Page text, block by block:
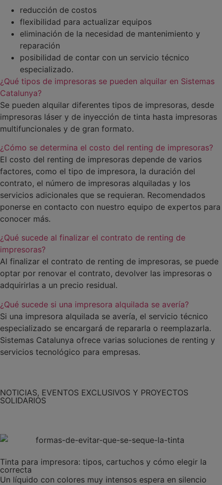
reducción de costos
flexibilidad para actualizar equipos
eliminación de la necesidad de mantenimiento y
reparación
posibilidad de contar con un servicio técnico
especializado.
¿Qué tipos de impresoras se pueden alquilar en Sistemas
Catalunya?
Se pueden alquilar diferentes tipos de impresoras, desde
impresoras láser y de inyección de tinta hasta impresoras
multifuncionales y de gran formato.
¿Cómo se determina el costo del renting de impresoras?
El costo del renting de impresoras depende de varios
factores, como el tipo de impresora, la duración del
contrato, el número de impresoras alquiladas y los
servicios adicionales que se requieran. Recomendados
ponerse en contacto con nuestro equipo de expertos para
conocer más.
¿Qué sucede al finalizar el contrato de renting de
impresoras?
Al finalizar el contrato de renting de impresoras, se puede
optar por renovar el contrato, devolver las impresoras o
adquirirlas a un precio residual.
¿Qué sucede si una impresora alquilada se avería?
Si una impresora alquilada se avería, el servicio técnico
especializado se encargará de repararla o reemplazarla.
Sistemas Catalunya ofrece varias soluciones de renting y
servicios tecnológico para empresas.
NOTICIAS, EVENTOS EXCLUSIVOS Y PROYECTOS
SOLIDARIOS
Tinta para impresora: tipos, cartuchos y cómo elegir la
correcta
Un líquido con colores muy intensos espera en silencio